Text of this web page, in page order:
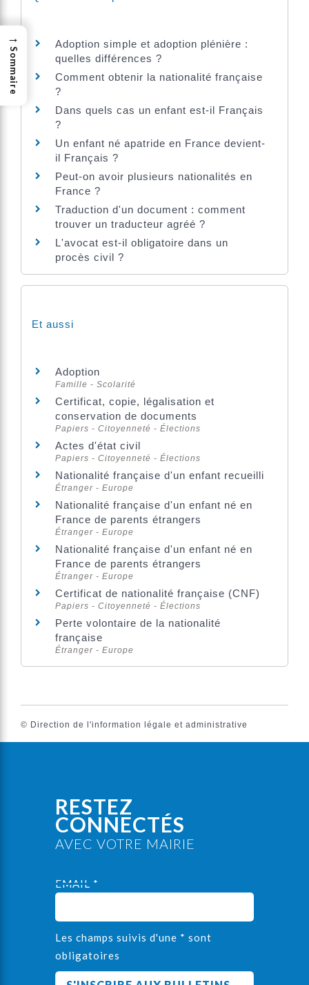
Adoption simple et adoption plénière :
quelles différences ?
Comment obtenir la nationalité française
?
Dans quels cas un enfant est-il Français
?
Un enfant né apatride en France devient-
il Français ?
Peut-on avoir plusieurs nationalités en
France ?
Traduction d'un document : comment
trouver un traducteur agréé ?
L'avocat est-il obligatoire dans un
procès civil ?
Et aussi
Adoption
Famille - Scolarité
Certificat, copie, légalisation et
conservation de documents
Papiers - Citoyenneté - Élections
Actes d'état civil
Papiers - Citoyenneté - Élections
Nationalité française d'un enfant recueilli
Étranger - Europe
Nationalité française d'un enfant né en
France de parents étrangers
Étranger - Europe
Nationalité française d'un enfant né en
France de parents étrangers
Étranger - Europe
Certificat de nationalité française (CNF)
Papiers - Citoyenneté - Élections
Perte volontaire de la nationalité
française
Étranger - Europe
© Direction de l'information légale et administrative
RESTEZ
CONNECTÉS
AVEC VOTRE MAIRIE
EMAIL *
Les champs suivis d'une * sont
obligatoires
→
Sommaire